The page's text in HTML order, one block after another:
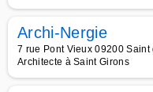
Archi-Nergie
7 rue Pont Vieux 09200
Architecte à Saint Girons